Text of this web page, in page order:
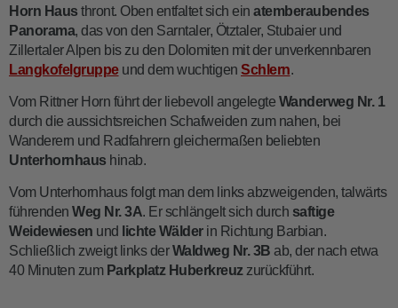
Horn Haus thront. Oben entfaltet sich ein atemberaubendes
Panorama, das von den Sarntaler, Ötztaler, Stubaier und
Zillertaler Alpen bis zu den Dolomiten mit der unverkennbaren
Langkofelgruppeund dem wuchtigen Schlern.
Vom Rittner Horn führt der liebevoll angelegte Wanderweg Nr. 1
durch die aussichtsreichen Schafweiden zum nahen, bei
Wanderern und Radfahrern gleichermaßen beliebten
Unterhornhaus hinab.
Vom Unterhornhaus folgt man dem links abzweigenden, talwärts
führenden Weg Nr. 3A. Er schlängelt sich durch saftige
Weidewiesen und lichte Wälderin Richtung Barbian.
Schließlich zweigt links derWaldweg Nr. 3B ab, der nach etwa
40 Minuten zum Parkplatz Huberkreuz zurückführt.